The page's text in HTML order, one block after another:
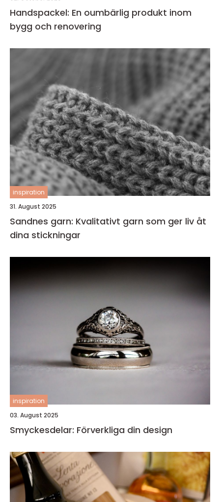
Handspackel: En oumbärlig produkt inom
bygg och renovering
inspiration
31. August 2025
Sandnes garn: Kvalitativt garn som ger liv åt
dina stickningar
inspiration
03. August 2025
Smyckesdelar: Förverkliga din design